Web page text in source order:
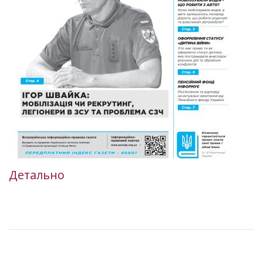
Детально